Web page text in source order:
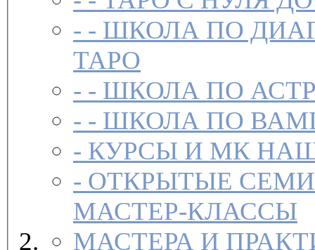
- - ШКОЛА ПО
ТАРО
- - ШКОЛА ПО
- - ШКОЛА ПО
-
- ОТКРЫТЫЕ
МАСТЕР-КЛАССЫ
МАСТЕРА И